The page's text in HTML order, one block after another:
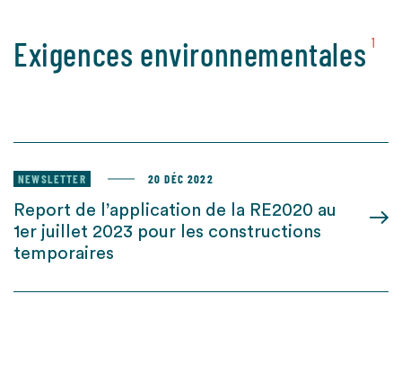
Exigences environnementales 1
NEWSLETTER 20 DÉC 2022
Report de l’application de la RE2020 au
1er juillet 2023 pour les constructions
temporaires